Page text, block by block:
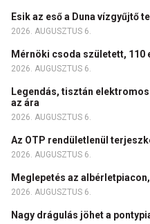
Esik az eső a Duna vízgyűjtő
2026. AUGUSZTUS 6.
Mérnöki csoda született,
2026. AUGUSZTUS 6.
Legendás, tisztán
az ára
2026. AUGUSZTUS 6.
Az OTP rendületlenül
2026. AUGUSZTUS 6.
Meglepetés az
2026. AUGUSZTUS 6.
Nagy drágulás jöhet a